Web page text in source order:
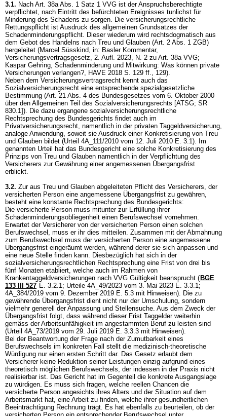
3.1. Nach Art. 38a Abs. 1 Satz 1 VVG ist der Anspruchsberechtigte
verpflichtet, nach Eintritt des befürchteten Ereignisses tunlichst für
Minderung des Schadens zu sorgen. Die versicherungsrechtliche
Rettungspflicht ist Ausdruck des allgemeinen Grundsatzes der
Schadenminderungspflicht. Dieser wiederum wird rechtsdogmatisch aus
dem Gebot des Handelns nach Treu und Glauben (Art. 2 Abs. 1 ZGB)
hergeleitet (Marcel Süsskind, in: Basler Kommentar,
Versicherungsvertragsgesetz, 2. Aufl. 2023, N. 2 zu Art. 38a VVG;
Kaspar Gehring, Schadenminderung und Mitwirkung: Was können private
Versicherungen verlangen?, HAVE 2018 S. 129 ff., 129).
Neben dem Versicherungsvertragsrecht kennt auch das
Sozialversicherungsrecht eine entsprechende spezialgesetzliche
Bestimmung (Art. 21 Abs. 4 des Bundesgesetzes vom 6. Oktober 2000
über den Allgemeinen Teil des Sozialversicherungsrechts [ATSG; SR
830.1]). Die dazu ergangene sozialversicherungsrechtliche
Rechtsprechung des Bundesgerichts findet auch im
Privatversicherungsrecht, namentlich in der privaten Taggeldversicherung,
analoge Anwendung, soweit sie Ausdruck einer Konkretisierung von Treu
und Glauben bildet (Urteil 4A_111/2010 vom 12. Juli 2010 E. 3.1). Im
genannten Urteil hat das Bundesgericht eine solche Konkretisierung des
Prinzips von Treu und Glauben namentlich in der Verpflichtung des
Versicherers zur Gewährung einer angemessenen Übergangsfrist
erblickt.
3.2. Zur aus Treu und Glauben abgeleiteten Pflicht des Versicherers, der
versicherten Person eine angemessene Übergangsfrist zu gewähren,
besteht eine konstante Rechtsprechung des Bundesgerichts:
Die versicherte Person muss mitunter zur Erfüllung ihrer
Schadenminderungsobliegenheit einen Berufswechsel vornehmen.
Erwartet der Versicherer von der versicherten Person einen solchen
Berufswechsel, muss er ihr dies mitteilen. Zusammen mit der Abmahnung
zum Berufswechsel muss der versicherten Person eine angemessene
Übergangsfrist eingeräumt werden, während derer sie sich anpassen und
eine neue Stelle finden kann. Diesbezüglich hat sich in der
sozialversicherungsrechtlichen Rechtsprechung eine Frist von drei bis
fünf Monaten etabliert, welche auch im Rahmen von
Krankentaggeldversicherungen nach VVG Gültigkeit beansprucht ( BGE
133 III 527 E. 3.2.1; Urteile 4A_49/2023 vom 3. Mai 2023 E. 3.3.1;
4A_384/2019 vom 9. Dezember 2019 E. 5.3 mit Hinweisen). Die zu
gewährende Übergangsfrist dient nicht nur der Umschulung, sondern
vielmehr generell der Anpassung und Stellensuche. Aus dem Zweck der
Übergangsfrist folgt, dass während dieser Frist Taggelder weiterhin
gemäss der Arbeitsunfähigkeit im angestammten Beruf zu leisten sind
(Urteil 4A_73/2019 vom 29. Juli 2019 E. 3.3.3 mit Hinweisen).
Bei der Beantwortung der Frage nach der Zumutbarkeit eines
Berufswechsels im konkreten Fall stellt die medizinisch-theoretische
Würdigung nur einen ersten Schritt dar. Das Gesetz erlaubt dem
Versicherer keine Reduktion seiner Leistungen einzig aufgrund eines
theoretisch möglichen Berufswechsels, der indessen in der Praxis nicht
realisierbar ist. Das Gericht hat im Gegenteil die konkrete Ausgangslage
zu würdigen. Es muss sich fragen, welche reellen Chancen die
versicherte Person angesichts ihres Alters und der Situation auf dem
Arbeitsmarkt hat, eine Arbeit zu finden, welche ihrer gesundheitlichen
Beeinträchtigung Rechnung trägt. Es hat ebenfalls zu beurteilen, ob der